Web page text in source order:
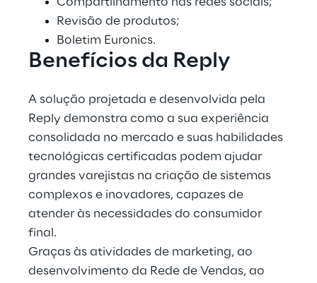
Revisão de produtos;
Boletim Euronics.
Benefícios da Reply
A solução projetada e desenvolvida pela
Reply demonstra como a sua experiência
consolidada no mercado e suas habilidades
tecnológicas certificadas podem ajudar
grandes varejistas na criação de sistemas
complexos e inovadores, capazes de
atender às necessidades do consumidor
final.
Graças às atividades de marketing, ao
desenvolvimento da Rede de Vendas, ao